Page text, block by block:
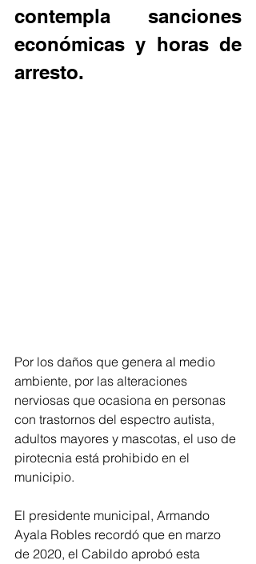
contempla sanciones
económicas y horas de
arresto.
Por los daños que genera al medio
ambiente, por las alteraciones
nerviosas que ocasiona en personas
con trastornos del espectro autista,
adultos mayores y mascotas, el uso de
pirotecnia está prohibido en el
municipio.
El presidente municipal, Armando
Ayala Robles recordó que en marzo
de 2020, el Cabildo aprobó esta